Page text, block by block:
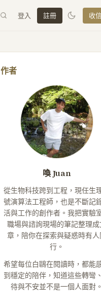
登入 註冊 收
作者
喚 Juan
從生物科技跨到工程，現任生
號演算法工程師，也是不斷記
活與工作的創作者。我把實驗
職場與諮詢現場的筆記整理成
章，陪你在探索與疑惑時有人
行。
希望每位白鷗在閱讀時，都能
到穩定的陪伴，知道這些轉彎
待與不安並不是一個人面對。